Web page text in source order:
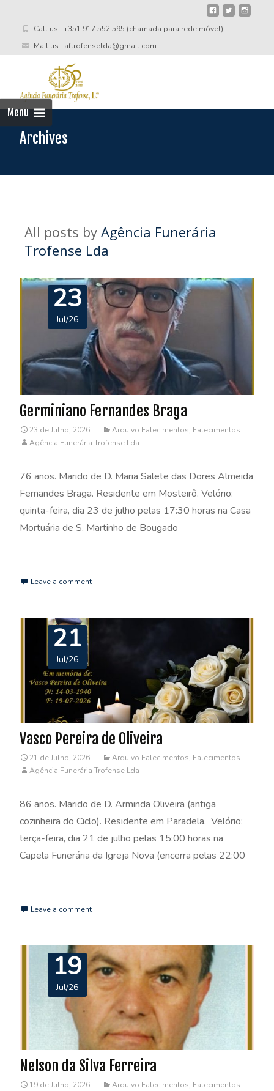
Call us : +351 917 552 595 (chamada para rede móvel)
Mail us : aftrofenselda@gmail.com
Menu
Archives
All posts by Agência Funerária
Trofense Lda
23
Jul/26
Germiniano Fernandes Braga
23 de Julho, 2026 Arquivo Falecimentos, Falecimentos
Agência Funerária Trofense Lda
76 anos. Marido de D. Maria Salete das Dores Almeida
Fernandes Braga. Residente em Mosteirô. Velório:
quinta-feira, dia 23 de julho pelas 17:30 horas na Casa
Mortuária de S. Martinho de Bougado
Leave a comment
21
Jul/26
Vasco Pereira de Oliveira
21 de Julho, 2026 Arquivo Falecimentos, Falecimentos
Agência Funerária Trofense Lda
86 anos. Marido de D. Arminda Oliveira (antiga
cozinheira do Ciclo). Residente em Paradela. Velório:
terça-feira, dia 21 de julho pelas 15:00 horas na
Capela Funerária da Igreja Nova (encerra pelas 22:00
Leave a comment
19
Jul/26
Nelson da Silva Ferreira
19 de Julho, 2026 Arquivo Falecimentos, Falecimentos